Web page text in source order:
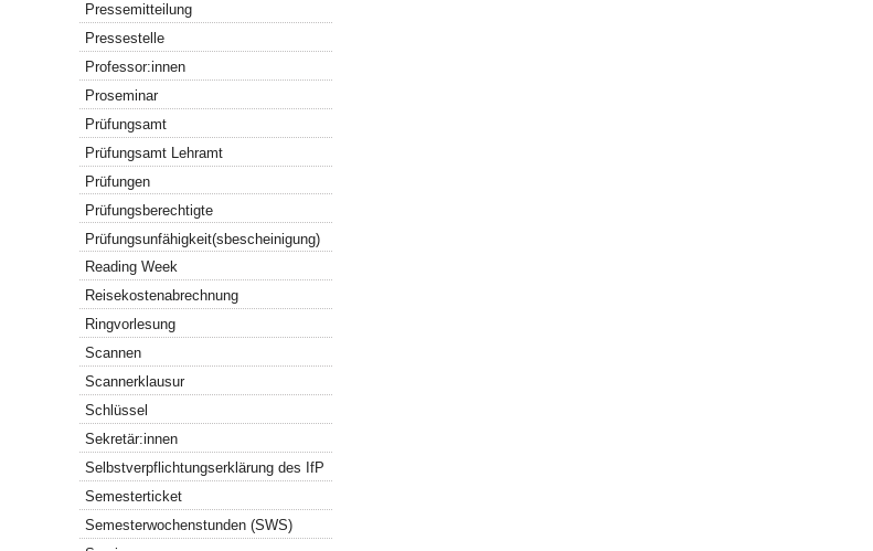
Pressemitteilung
Pressestelle
Professor:innen
Proseminar
Prüfungsamt
Prüfungsamt Lehramt
Prüfungen
Prüfungsberechtigte
Prüfungsunfähigkeit(sbescheinigung)
Reading Week
Reisekostenabrechnung
Ringvorlesung
Scannen
Scannerklausur
Schlüssel
Sekretär:innen
Selbstverpflichtungserklärung des IfP
Semesterticket
Semesterwochenstunden (SWS)